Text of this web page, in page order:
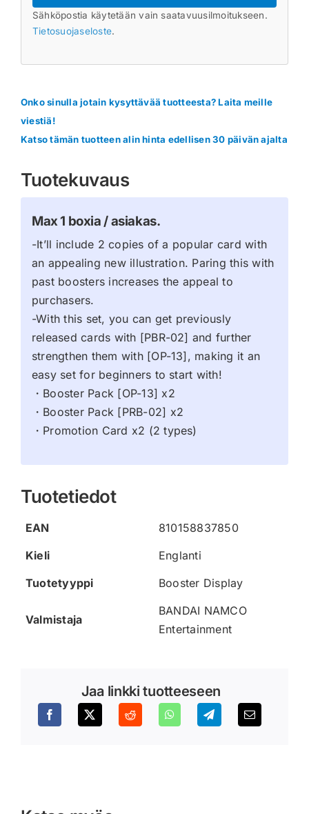
Sähköpostia käytetään vain saatavuusilmoitukseen.
Tietosuojaseloste.
Onko sinulla jotain kysyttävää tuotteesta? Laita meille
viestiä!
Katso tämän tuotteen alin hinta edellisen 30 päivän ajalta
Tuotekuvaus
Max 1 boxia / asiakas.
-It’ll include 2 copies of a popular card with
an appealing new illustration. Paring this with
past boosters increases the appeal to
purchasers.
-With this set, you can get previously
released cards with [PBR-02] and further
strengthen them with [OP-13], making it an
easy set for beginners to start with!
・Booster Pack [OP-13] x2
・Booster Pack [PRB-02] x2
・Promotion Card x2 (2 types)
Tuotetiedot
EAN
810158837850
Kieli
Englanti
Tuotetyyppi
Booster Display
Valmistaja
BANDAI NAMCO
Entertainment
Jaa linkki tuotteeseen